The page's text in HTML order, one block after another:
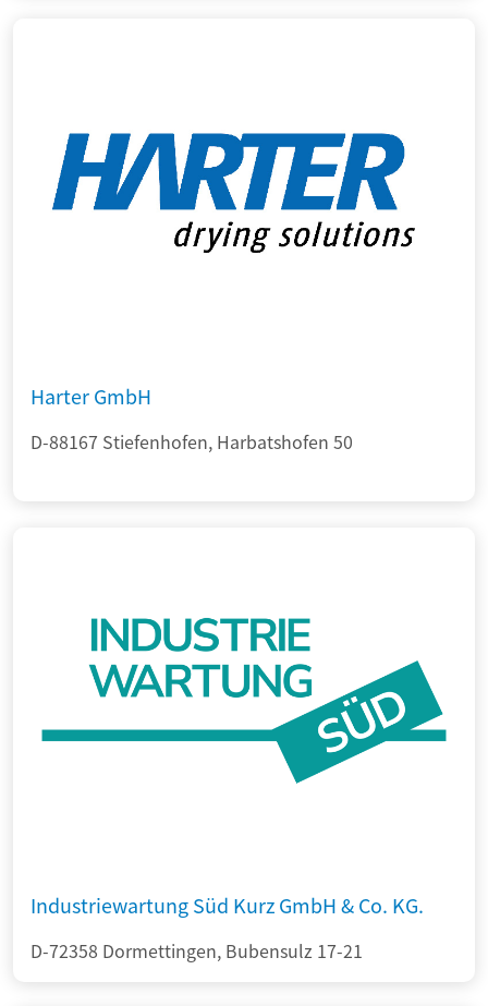
Harter GmbH
D-88167 Stiefenhofen, Harbatshofen 50
Industriewartung Süd Kurz GmbH & Co. KG.
D-72358 Dormettingen, Bubensulz 17-21